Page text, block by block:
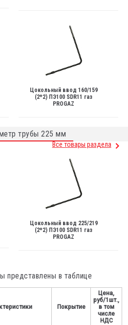
Цокольный ввод 160/159
(2*2) ПЭ100 SDR11 газ
PROGAZ
трубы 225 мм
Все товары раздела
Цокольный ввод 225/219
(2*2) ПЭ100 SDR11 газ
PROGAZ
представлены в таблице
Покрытие
Цена,
руб/1шт.,
в том
числе
НДС